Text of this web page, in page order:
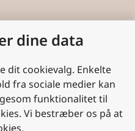
dine data
dit cookievalg. Enkelte
fra sociale medier kan
funktionalitet til
Vi bestræber os på at